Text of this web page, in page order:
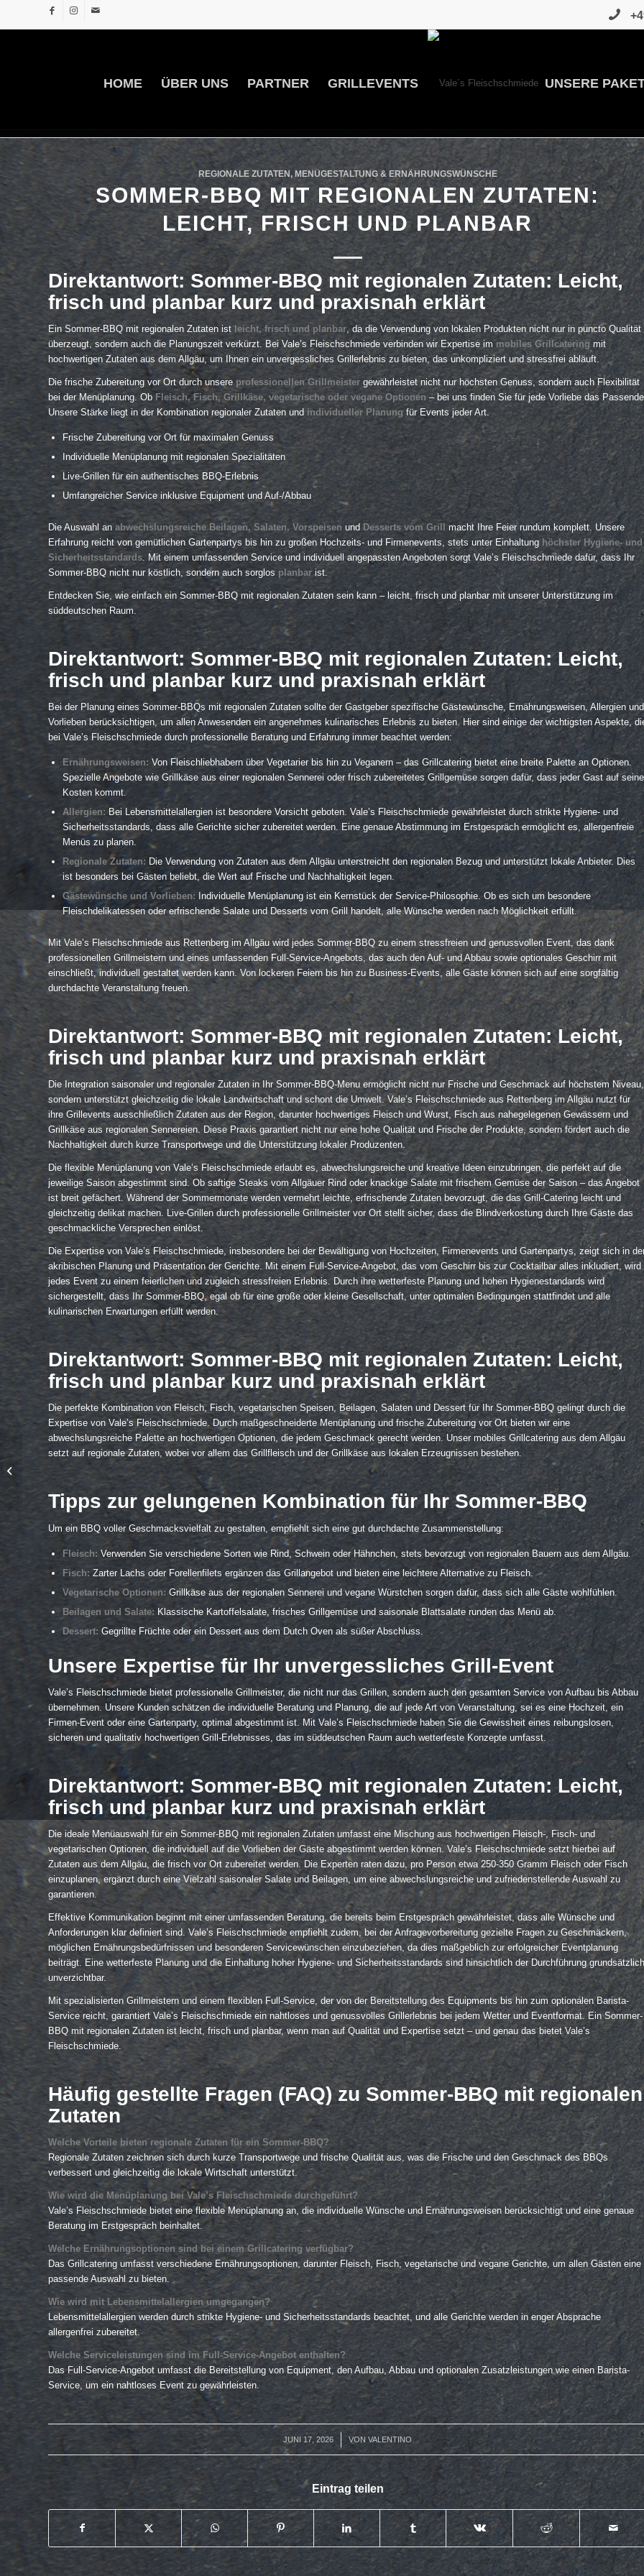
HOME ÜBER UNS PARTNER GRILLEVENTS UNSERE
REGIONALE ZUTATEN, MENÜGESTALTUNG & ERNÄHRUNGSWÜNSCHE
SOMMER-BBQ MIT REGIONALEN ZUTATEN:
LEICHT, FRISCH UND PLANBAR
Direktantwort: Sommer-BBQ mit regionalen Zutaten: Leicht,
frisch und planbar kurz und praxisnah erklärt
Ein Sommer-BBQ mit regionalen Zutaten ist leicht, frisch und planbar, da die Verwendung von lokalen Produkten nicht nur in puncto Qualität
überzeugt, sondern auch die Planungszeit verkürzt. Bei Vale’s Fleischschmiede verbinden wir Expertise immobiles Grillcatering mit
hochwertigen Zutaten aus dem Allgäu, um Ihnen ein unvergessliches Grillerlebnis zu bieten, das unkompliziert und stressfrei abläuft.
Die frische Zubereitung vor Ort durch unsere professionellen Grillmeister gewährleistet nicht nur höchsten Genuss, sondern auch Flexibilität
bei der Menüplanung. Ob Fleisch, Fisch, Grillkäse, vegetarische oder vegane Optionen – bei uns finden Sie für jede Vorliebe das
Unsere Stärke liegt in der Kombination regionaler Zutaten und individueller Planung für Events jeder Art.
Frische Zubereitung vor Ort für maximalen Genuss
Individuelle Menüplanung mit regionalen Spezialitäten
Live-Grillen für ein authentisches BBQ-Erlebnis
Umfangreicher Service inklusive Equipment und Auf-/Abbau
Die Auswahl anabwechslungsreiche Beilagen, Salaten, Vorspeisen und Desserts vom Grill
macht Ihre Feier rundum komplett. Unsere
Erfahrung reicht von gemütlichen Gartenpartys bis hin zu großen Hochzeits- und Firmenevents, stets unter Einhaltung höchster Hygiene- und
Sicherheitsstandards. Mit einem umfassenden Service und individuell angepassten Angeboten sorgt Vale’s Fleischschmiede dafür, dass Ihr
Sommer-BBQ nicht nur köstlich, sondern auch sorglos planbarist.
Entdecken Sie, wie einfach ein Sommer-BBQ mit regionalen Zutaten sein kann – leicht, frisch und planbar mit unserer Unterstützung im
süddeutschen Raum.
Direktantwort: Sommer-BBQ mit regionalen Zutaten: Leicht,
frisch und planbar kurz und praxisnah erklärt
Bei der Planung eines Sommer-BBQs mit regionalen Zutaten sollte der Gastgeber spezifische Gästewünsche, Ernährungsweisen, Allergien und
Vorlieben berücksichtigen, um allen Anwesenden ein angenehmes kulinarisches Erlebnis zu bieten. Hier sind einige der wichtigsten Aspekte,
bei Vale’s Fleischschmiede durch professionelle Beratung und Erfahrung immer beachtet werden:
Ernährungsweisen: Von Fleischliebhabern über Vegetarier bis hin zu Veganern – das Grillcatering bietet eine breite Palette an Optionen.
Spezielle Angebote wie Grillkäse aus einer regionalen Sennerei oder frisch zubereitetes Grillgemüse sorgen dafür, dass jeder Gast auf seine
Kosten kommt.
Allergien: Bei Lebensmittelallergien ist besondere Vorsicht geboten. Vale’s Fleischschmiede gewährleistet durch strikte Hygiene- und
Sicherheitsstandards, dass alle Gerichte sicher zubereitet werden. Eine genaue Abstimmung im Erstgespräch ermöglicht es, allergenfreie
Menüs zu planen.
Regionale Zutaten: Die Verwendung von Zutaten aus dem Allgäu unterstreicht den regionalen Bezug und unterstützt lokale Anbieter. Dies
ist besonders bei Gästen beliebt, die Wert auf Frische und Nachhaltigkeit legen.
Gästewünsche und Vorlieben: Individuelle Menüplanung ist ein Kernstück der Service-Philosophie. Ob es sich um besondere
Fleischdelikatessen oder erfrischende Salate und Desserts vom Grill handelt, alle Wünsche werden nach Möglichkeit erfüllt.
Mit Vale’s Fleischschmiede aus Rettenberg im Allgäu wird jedes Sommer-BBQ zu einem stressfreien und genussvollen Event, das dank
professionellen Grillmeistern und eines umfassenden Full-Service-Angebots, das auch den Auf- und Abbau sowie optionales Geschirr mit
einschließt, individuell gestaltet werden kann. Von lockeren Feiern bis hin zu Business-Events, alle Gäste können sich auf eine sorgfältig
durchdachte Veranstaltung freuen.
Direktantwort: Sommer-BBQ mit regionalen Zutaten: Leicht,
frisch und planbar kurz und praxisnah erklärt
Die Integration saisonaler und regionaler Zutaten in Ihr Sommer-BBQ-Menu ermöglicht nicht nur Frische und Geschmack auf höchstem Niveau,
sondern unterstützt gleichzeitig die lokale Landwirtschaft und schont die Umwelt. Vale’s Fleischschmiede aus Rettenberg im Allgäu nutzt für
ihre Grillevents ausschließlich Zutaten aus der Region, darunter hochwertiges Fleisch und Wurst, Fisch aus nahegelegenen Gewässern und
Grillkäse aus regionalen Sennereien. Diese Praxis garantiert nicht nur eine hohe Qualität und Frische der Produkte, sondern fördert auch die
Nachhaltigkeit durch kurze Transportwege und die Unterstützung lokaler Produzenten.
Die flexible Menüplanung von Vale’s Fleischschmiede erlaubt es, abwechslungsreiche und kreative Ideen einzubringen, die perfekt auf die
jeweilige Saison abgestimmt sind. Ob saftige Steaks vom Allgäuer Rind oder knackige Salate mit frischem Gemüse der Saison – das Angebot
ist breit gefächert. Während der Sommermonate werden vermehrt leichte, erfrischende Zutaten bevorzugt, die das Grill-Catering leicht und
gleichzeitig delikat machen. Live-Grillen durch professionelle Grillmeister vor Ort stellt sicher, dass die Blindverkostung durch Ihre Gäste das
geschmackliche Versprechen einlöst.
Die Expertise von Vale’s Fleischschmiede, insbesondere bei der Bewältigung von Hochzeiten, Firmenevents und Gartenpartys, zeigt sich in
akribischen Planung und Präsentation der Gerichte. Mit einem Full-Service-Angebot, das vom Geschirr bis zur Cocktailbar alles inkludiert, wird
jedes Event zu einem feierlichen und zugleich stressfreien Erlebnis. Durch ihre wetterfeste Planung und hohen Hygienestandards wird
sichergestellt, dass Ihr Sommer-BBQ, egal ob für eine große oder kleine Gesellschaft, unter optimalen Bedingungen stattfindet und alle
kulinarischen Erwartungen erfüllt werden.
Direktantwort: Sommer-BBQ mit regionalen Zutaten: Leicht,
frisch und planbar kurz und praxisnah erklärt
Die perfekte Kombination von Fleisch, Fisch, vegetarischen Speisen, Beilagen, Salaten und Dessert für Ihr Sommer-BBQ gelingt durch die
Expertise von Vale’s Fleischschmiede. Durch maßgeschneiderte Menüplanung und frische Zubereitung vor Ort bieten wir eine
abwechslungsreiche Palette an hochwertigen Optionen, die jedem Geschmack gerecht werden. Unser mobiles Grillcatering aus dem Allgäu
setzt auf regionale Zutaten, wobei vor allem das Grillfleisch und der Grillkäse aus lokalen Erzeugnissen bestehen.
Tipps zur gelungenen Kombination für Ihr Sommer-BBQ
Um ein BBQ voller Geschmacksvielfalt zu gestalten, empfiehlt sich eine gut durchdachte Zusammenstellung:
Fleisch: Verwenden Sie verschiedene Sorten wie Rind, Schwein oder Hähnchen, stets bevorzugt von regionalen Bauern aus dem Allgäu.
Fisch: Zarter Lachs oder Forellenfilets ergänzen das Grillangebot und bieten eine leichtere Alternative zu Fleisch.
Vegetarische Optionen: Grillkäse aus der regionalen Sennerei und vegane Würstchen sorgen dafür, dass sich alle Gäste wohlfühlen.
Beilagen und Salate: Klassische Kartoffelsalate, frisches Grillgemüse und saisonale Blattsalate runden das Menü ab.
Dessert: Gegrillte Früchte oder ein Dessert aus dem Dutch Oven als süßer Abschluss.
Unsere Expertise für Ihr unvergessliches Grill-Event
Vale’s Fleischschmiede bietet professionelle Grillmeister, die nicht nur das Grillen, sondern auch den gesamten Service von Aufbau bis Abbau
übernehmen. Unsere Kunden schätzen die individuelle Beratung und Planung, die auf jede Art von Veranstaltung, sei es eine Hochzeit, ein
Firmen-Event oder eine Gartenparty, optimal abgestimmt ist. Mit Vale’s Fleischschmiede haben Sie die Gewissheit eines reibungslosen,
sicheren und qualitativ hochwertigen Grill-Erlebnisses, das im süddeutschen Raum auch wetterfeste Konzepte umfasst.
Direktantwort: Sommer-BBQ mit regionalen Zutaten: Leicht,
frisch und planbar kurz und praxisnah erklärt
Die ideale Menüauswahl für ein Sommer-BBQ mit regionalen Zutaten umfasst eine Mischung aus hochwertigen Fleisch-, Fisch- und
vegetarischen Optionen, die individuell auf die Vorlieben der Gäste abgestimmt werden können. Vale’s Fleischschmiede setzt hierbei auf
Zutaten aus dem Allgäu, die frisch vor Ort zubereitet werden. Die Experten raten dazu, pro Person etwa 250-350 Gramm Fleisch oder Fisch
einzuplanen, ergänzt durch eine Vielzahl saisonaler Salate und Beilagen, um eine abwechslungsreiche und zufriedenstellende Auswahl zu
garantieren.
Effektive Kommunikation beginnt mit einer umfassenden Beratung, die bereits beim Erstgespräch gewährleistet, dass alle Wünsche und
Anforderungen klar definiert sind. Vale’s Fleischschmiede empfiehlt zudem, bei der Anfragevorbereitung gezielte Fragen zu Geschmäckern,
möglichen Ernährungsbedürfnissen und besonderen Servicewünschen einzubeziehen, da dies maßgeblich zur erfolgreicher Eventplanung
beiträgt. Eine wetterfeste Planung und die Einhaltung hoher Hygiene- und Sicherheitsstandards sind hinsichtlich der Durchführung grundsätzlich
unverzichtbar.
Mit spezialisierten Grillmeistern und einem flexiblen Full-Service, der von der Bereitstellung des Equipments bis hin zum optionalen Barista-
Service reicht, garantiert Vale’s Fleischschmiede ein nahtloses und genussvolles Grillerlebnis bei jedem Wetter und Eventformat. Ein Sommer-
BBQ mit regionalen Zutaten ist leicht, frisch und planbar, wenn man auf Qualität und Expertise setzt – und genau das bietet Vale’s
Fleischschmiede.
Häufig gestellte Fragen (FAQ) zu Sommer-BBQ mit regionalen
Zutaten
Welche Vorteile bieten regionale Zutaten für ein Sommer-BBQ?
Regionale Zutaten zeichnen sich durch kurze Transportwege und frische Qualität aus, was die Frische und den Geschmack des BBQs
verbessert und gleichzeitig die lokale Wirtschaft unterstützt.
Wie wird die Menüplanung bei Vale’s Fleischschmiede durchgeführt?
Vale’s Fleischschmiede bietet eine flexible Menüplanung an, die individuelle Wünsche und Ernährungsweisen berücksichtigt und eine genaue
Beratung im Erstgespräch beinhaltet.
Welche Ernährungsoptionen sind bei einem Grillcatering verfügbar?
Das Grillcatering umfasst verschiedene Ernährungsoptionen, darunter Fleisch, Fisch, vegetarische und vegane Gerichte, um allen Gästen eine
passende Auswahl zu bieten.
Wie wird mit Lebensmittelallergien umgegangen?
Lebensmittelallergien werden durch strikte Hygiene- und Sicherheitsstandards beachtet, und alle Gerichte werden in enger Absprache
allergenfrei zubereitet.
Welche Serviceleistungen sind im Full-Service-Angebot enthalten?
Das Full-Service-Angebot umfasst die Bereitstellung von Equipment, den Aufbau, Abbau und optionalen Zusatzleistungen wie einen Barista-
Service, um ein nahtloses Event zu gewährleisten.
JUNI 17, 2026
/ VONVALENTINO
Eintrag teilen
Winter-BBQ mit
regionalen Produkten:
Deftig, warm und
stimmig